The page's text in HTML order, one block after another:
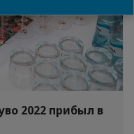
2022 прибыл в